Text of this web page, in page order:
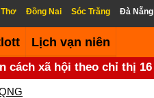
Đồng Nai Sóc Trăng Đà Nẵng
Lịch vạn niên
cách xã hội theo chỉ thị 16